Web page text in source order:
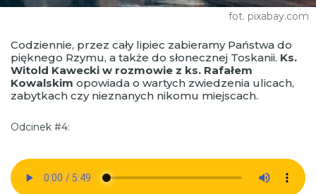
fot. pixabay.com
Codziennie, przez cały lipiec zabieramy Państwa do
pięknego Rzymu, a także do słonecznej Toskanii. Ks.
Witold Kawecki w rozmowie z ks. Rafałem
Kowalskim opowiada o wartych zwiedzenia ulicach,
zabytkach czy nieznanych nikomu miejscach.
Odcinek #4: